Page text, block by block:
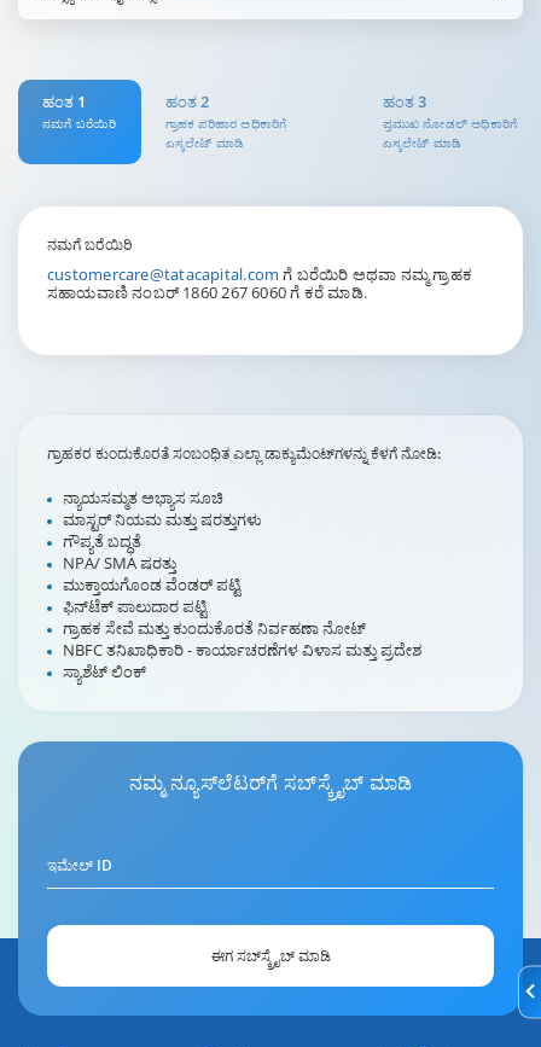
ಹಂತ 1
ನಮಗೆ ಬರೆಯಿರಿ
ಹಂತ 2
ಗ್ರಾಹಕ ಪರಿಹಾರ ಅಧಿಕಾರಿಗೆ
ಎಸ್ಕಲೇಟ್ ಮಾಡಿ
ಹಂತ 3
ಪ್ರಮುಖ ನೋಡಲ್ ಅಧಿಕಾರಿಗೆ
ಎಸ್ಕಲೇಟ್ ಮಾಡಿ
ನಮಗೆ ಬರೆಯಿರಿ
customercare@tatacapital.com ಗೆ ಬರೆಯಿರಿ ಅಥವಾ ನಮ್ಮ ಗ್ರಾಹಕ
ಸಹಾಯವಾಣಿ ನಂಬರ್ 1860 267 6060 ಗೆ ಕರೆ ಮಾಡಿ.
ಗ್ರಾಹಕರ ಕುಂದುಕೊರತೆ ಸಂಬಂಧಿತ ಎಲ್ಲಾ ಡಾಕ್ಯುಮೆಂಟ್‌ಗಳನ್ನು ಕೆಳಗೆ ನೋಡಿ:
ನ್ಯಾಯಸಮ್ಮತ ಅಭ್ಯಾಸ ಸೂಚಿ
ಮಾಸ್ಟರ್ ನಿಯಮ ಮತ್ತು ಷರತ್ತುಗಳು
ಗೌಪ್ಯತೆ ಬದ್ಧತೆ
NPA/ SMA ಷರತ್ತು
ಮುಕ್ತಾಯಗೊಂಡ ವೆಂಡರ್ ಪಟ್ಟಿ
ಫಿನ್‌ಟೆಕ್ ಪಾಲುದಾರ ಪಟ್ಟಿ
ಗ್ರಾಹಕ ಸೇವೆ ಮತ್ತು ಕುಂದುಕೊರತೆ ನಿರ್ವಹಣಾ ನೋಟ್
NBFC ತನಿಖಾಧಿಕಾರಿ - ಕಾರ್ಯಾಚರಣೆಗಳ ವಿಳಾಸ ಮತ್ತು ಪ್ರದೇಶ
ಸ್ಯಾಶೆಟ್ ಲಿಂಕ್
ನಮ್ಮ ನ್ಯೂಸ್‌ಲೆಟರ್‌ಗೆ ಸಬ್‌ಸ್ಕ್ರೈಬ್ ಮಾಡಿ
ಇಮೇಲ್ ID
ಈಗ ಸಬ್‌ಸ್ಕ್ರೈಬ್ ಮಾಡಿ